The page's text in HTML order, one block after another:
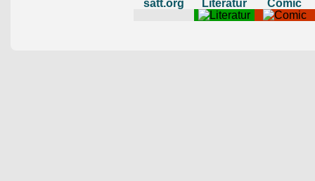
satt.org Literatur Comic